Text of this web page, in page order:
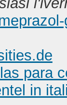
para
in